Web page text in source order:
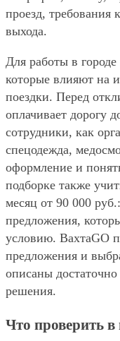
проезд, требования
выхода.
Для работы в
которые влияют на
поездки. Перед
оплачивает дорогу
сотрудники, как
спецодежда,
оформление и
подборке также
месяц от 90 000
предложения,
условию. ВахтаGO
предложения и
описаны
решения.
Что проверить в